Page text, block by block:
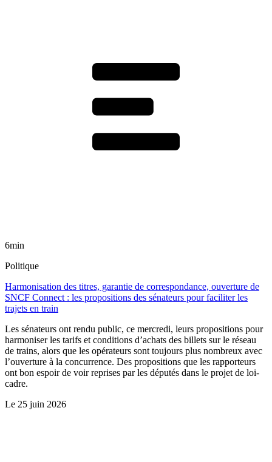
6min
Politique
Harmonisation des titres, garantie de correspondance, ouverture de
SNCF Connect : les propositions des sénateurs pour faciliter les
trajets en train
Les sénateurs ont rendu public, ce mercredi, leurs propositions pour
harmoniser les tarifs et conditions d’achats des billets sur le réseau
de trains, alors que les opérateurs sont toujours plus nombreux avec
l’ouverture à la concurrence. Des propositions que les rapporteurs
ont bon espoir de voir reprises par les députés dans le projet de loi-
cadre.
Le 25 juin 2026